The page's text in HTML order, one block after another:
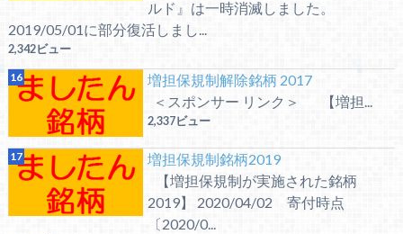
ルド』は一時消滅しました。
2019/05/01に部分復活しまし...
2,342ビュー
増担保規制解除銘柄 2017
＜スポンサー リンク＞ 【増担...
2,337ビュー
増担保規制銘柄2019
【増担保規制が実施された銘柄
2019】 2020/04/02 寄付時点
〔2020/0...